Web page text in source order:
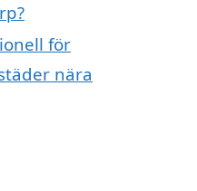
för
nära